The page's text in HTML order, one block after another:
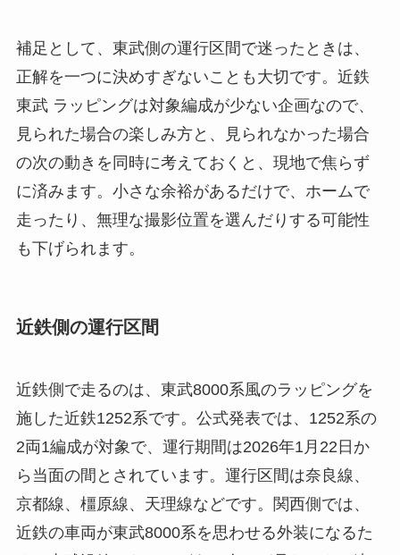
補足として、東武側の運行区間で迷ったときは、
正解を一つに決めすぎないことも大切です。近鉄
東武 ラッピングは対象編成が少ない企画なので、
見られた場合の楽しみ方と、見られなかった場合
の次の動きを同時に考えておくと、現地で焦らず
に済みます。小さな余裕があるだけで、ホームで
走ったり、無理な撮影位置を選んだりする可能性
も下げられます。
近鉄側の運行区間
近鉄側で走るのは、東武8000系風のラッピングを
施した近鉄1252系です。公式発表では、1252系の
2両1編成が対象で、運行期間は2026年1月22日か
ら当面の間とされています。運行区間は奈良線、
京都線、橿原線、天理線などです。関西側では、
近鉄の車両が東武8000系を思わせる外装になるた